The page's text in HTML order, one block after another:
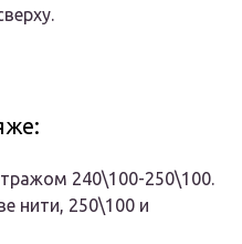
240\100-250\100.
нити, 250\100 и